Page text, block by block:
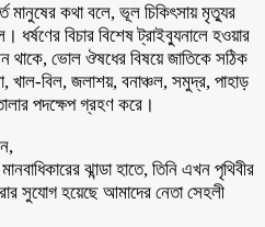
মানুষের কথা বলে, ভূল চিকিৎসায় মৃত্যুর
ধর্ষণের বিচার বিশেষ ট্রাইব্যুনালে হওয়ার
থাকে, ভোল ঔষধের বিষয়ে জাতিকে সঠিক
খাল-বিল, জলাশয়, বনাঞ্চল, সমুদ্র, পাহাড়
পদক্ষেপ গ্রহণ করে।
ঝান্ডা হাতে, তিনি এখন পৃথিবীর
সুযোগ হয়েছে আমাদের নেতা সেহলী